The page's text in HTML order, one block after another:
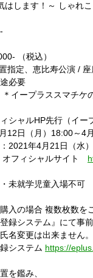
はします！～ しゃれ
（税込）
指定、恵比寿公演 /
必要
＊イープラススマチケ
シャルHP先行（イー
月 12日（月） 18:00～4月
2021年4月 21 日（水）
オフィシャルサイト
未就学児童入場不可
入の場合 複数枚数を
録システム』にて事
変更は出来ません。
システム https://
を鑑み、